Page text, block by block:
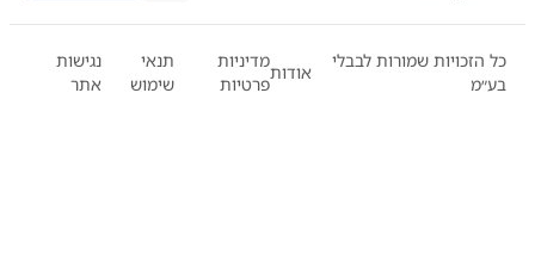
כל הזכויות שמורות לבבלי
בע״מ
אודות
מדיניות
פרטיות
תנאי
שימוש
נגישות
אתר